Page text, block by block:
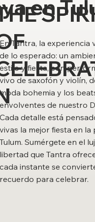
en
Tantra, la experiencia
de lo esperado: un
y fiesta, con
vivo de saxofón y violín,
bohemia y los
envolventes de nuestro
Cada detalle está
vivas la mejor fiesta en la
Tulum. Sumérgete en el
libertad que Tantra
cada instante se
recuerdo para celebrar.